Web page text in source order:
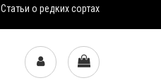
Статьи о редких сортах